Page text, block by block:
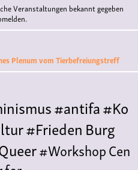
Veranstaltungen bekannt gegeben
Plenum vom Tierbefreiungstreff
#antifa#Ko
#FriedenBurg
#WorkshopCen